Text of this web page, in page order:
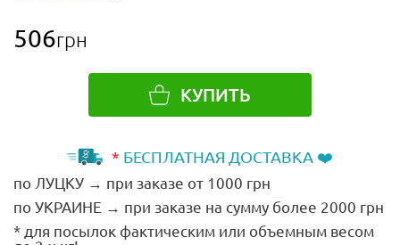
506грн
КУПИТЬ
* БЕСПЛАТНАЯ ДОСТАВКА ❤️
по ЛУЦКУ → при заказе от 1000 грн
по УКРАИНЕ → при заказе на сумму более 2000 грн
* для посылок фактическим или объемным весом